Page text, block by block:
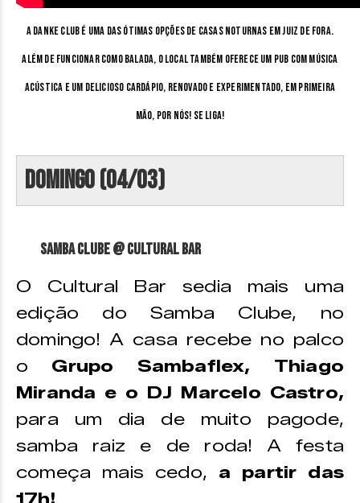
A Danke Club é uma das ótimas opções de casas noturnas em Juiz de Fora.
Além de funcionar como balada, o local também oferece um pub com música
acústica e um delicioso cardápio, renovado e experimentado, em primeira
mão, por nós! Se liga!
Domingo (04/03)
Samba Clube @ Cultural Bar
O Cultural Bar sedia mais uma
edição do Samba Clube, no
domingo! A casa recebe no palco
o Grupo Sambaflex, Thiago
Miranda e o DJ Marcelo Castro,
para um dia de muito pagode,
samba raiz e de roda! A festa
começa mais cedo, a partir das
17h!